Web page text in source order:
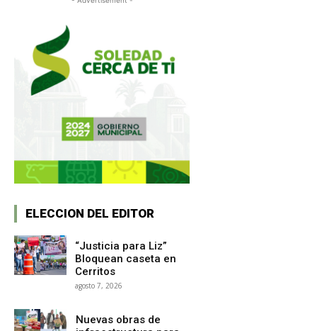
ELECCION DEL EDITOR
“Justicia para Liz”
Bloquean caseta en
Cerritos
agosto 7, 2026
Nuevas obras de